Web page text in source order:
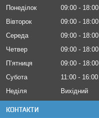
Понеділок 09:00
18:00
Вівторок
09:00
18:00
Середа
09:00
18:00
Четвер
09:00
18:00
Пʼятниця
09:00
18:00
Субота
11:00
16:00
Неділя
Вихідний
КОНТАКТИ